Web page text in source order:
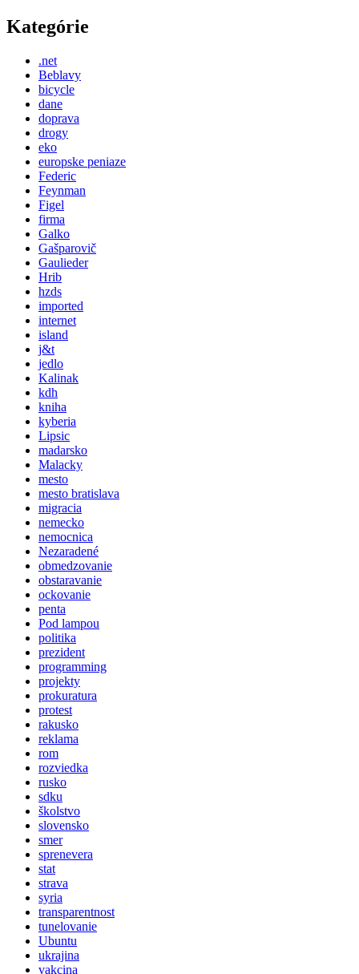
Kategórie
.net
Beblavy
bicycle
dane
doprava
drogy
eko
europske peniaze
Federic
Feynman
Figel
firma
Galko
Gašparovič
Gaulieder
Hrib
hzds
imported
internet
island
j&t
jedlo
Kalinak
kdh
kniha
kyberia
Lipsic
madarsko
Malacky
mesto
mesto bratislava
migracia
nemecko
nemocnica
Nezaradené
obmedzovanie
obstaravanie
ockovanie
penta
Pod lampou
politika
prezident
programming
projekty
prokuratura
protest
rakusko
reklama
rom
rozviedka
rusko
sdku
školstvo
slovensko
smer
sprenevera
stat
strava
syria
transparentnost
tunelovanie
Ubuntu
ukrajina
vakcina